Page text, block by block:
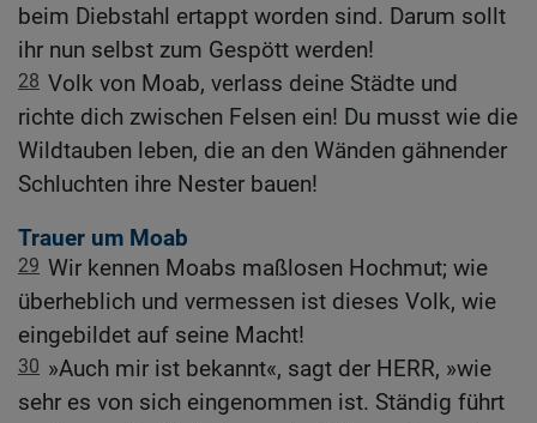
beim Diebstahl ertappt worden sind. Darum sollt
ihr nun selbst zum Gespött werden!
28 Volk von Moab, verlass deine Städte und
richte dich zwischen Felsen ein! Du musst wie die
Wildtauben leben, die an den Wänden gähnender
Schluchten ihre Nester bauen!
Trauer um Moab
29 Wir kennen Moabs maßlosen Hochmut; wie
überheblich und vermessen ist dieses Volk, wie
eingebildet auf seine Macht!
30 »Auch mir ist bekannt«, sagt der HERR, »wie
sehr es von sich eingenommen ist. Ständig führt